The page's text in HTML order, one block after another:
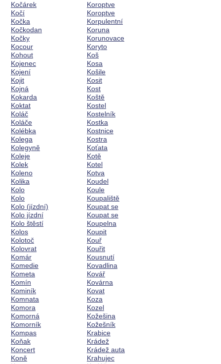
Kočárek
Kočí
Kočka
Kočkodan
Kočky
Kocour
Kohout
Kojenec
Kojení
Kojit
Kojná
Kokarda
Koktat
Koláč
Koláče
Kolébka
Kolega
Kolegyně
Koleje
Kolek
Koleno
Kolika
Kolo
Kolo
Kolo (jízdní)
Kolo jízdní
Kolo štěstí
Kolos
Kolotoč
Kolovrat
Komár
Komedie
Kometa
Komín
Kominík
Komnata
Komora
Komorná
Komorník
Kompas
Koňak
Koncert
Koně
Koroptve
Koroptve
Korpulentní
Koruna
Korunovace
Koryto
Koš
Kosa
Košile
Kosit
Kost
Koště
Kostel
Kostelník
Kostka
Kostnice
Kostra
Koťata
Kotě
Kotel
Kotva
Koudel
Koule
Koupaliště
Koupat se
Koupat se
Koupelna
Koupit
Kouř
Kouřit
Kousnutí
Kovadlina
Kovář
Kovárna
Kovat
Koza
Kozel
Kožešina
Kožešník
Krabice
Krádež
Krádež auta
Krahujec